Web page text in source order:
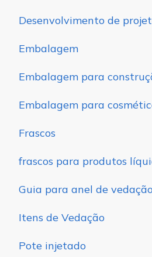
Desenvolvimento de
Embalagem
Embalagem para
Embalagem para
Frascos
frascos para produtos
Guia para anel de
Itens de Vedação
Pote injetado